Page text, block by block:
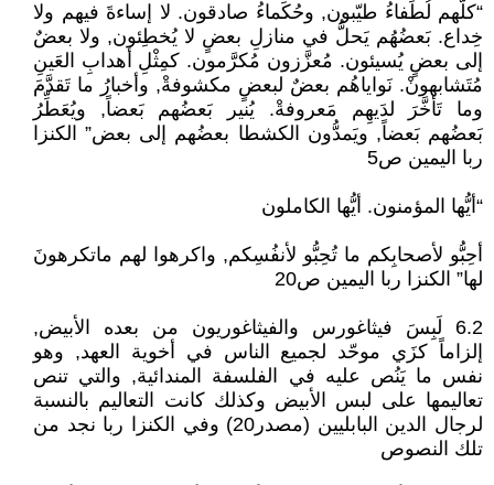
“كلُّهم لُطَفاءُ طيّبون, وحُكَماءُ صادقون. لا إساءةَ فيهم ولا
خِداع. بَعضُهُم يَحلُّ في منازلِ بعضٍ لا يُخطِئون, ولا بعضٌ
إلى بعضٍ يُسيئون. مُعزَّزون مُكرَّمون. كمِثْلِ أهدابِ العَينِ
مُتَشابهونْ. نَواياهُم بعضٌ لبعضٍ مكشوفةْ, وأخبارُ ما تَقدَّمَ
وما تَأخَّرَ لدَيهِم مَعروفةْ. يُنير بَعضُهم بَعضاً, ويُعَطِّرُ
بَعضُهم بَعضاً, ويَمدُّون الكشطا بعضُهم إلى بعض” الكنزا
ربا اليمين ص5
“أيُّها المؤمنون. أيُّها الكاملون
أحِبُّو لأصحابِكم ما تُحِبُّو لأنفُسِكم, واكرهوا لهم ماتكرهونَ
لها” الكنزا ربا اليمين ص20
6.2 لَبِسَ فيثاغورس والفيثاغوريون من بعده الأبيض,
إلزاماً كزَي موحّد لجميع الناس في أخوية العهد, وهو
نفس ما يَنُص عليه في الفلسفة المندائية, والتي تنص
تعاليمها على لبس الأبيض وكذلك كانت التعاليم بالنسبة
لرجال الدين البابليين (مصدر20) وفي الكنزا ربا نجد من
تلك النصوص